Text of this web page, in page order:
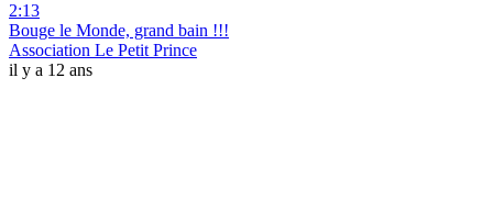
2:13
Bouge le Monde, grand bain !!!
Association Le Petit Prince
il y a 12 ans